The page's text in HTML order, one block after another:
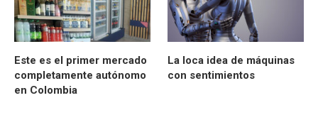
Este es el primer mercado
completamente autónomo
en Colombia
La loca idea de máquinas
con sentimientos